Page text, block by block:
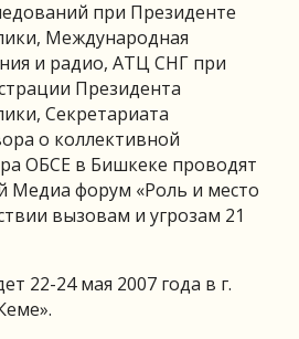
при Президенте
Международная
и радио, АТЦ СНГ при
Президента
Секретариата
о коллективной
ОБСЕ в Бишкеке проводят
Медиа форум «Роль и место
вызовам и угрозам 21
22-24 мая 2007 года в г.